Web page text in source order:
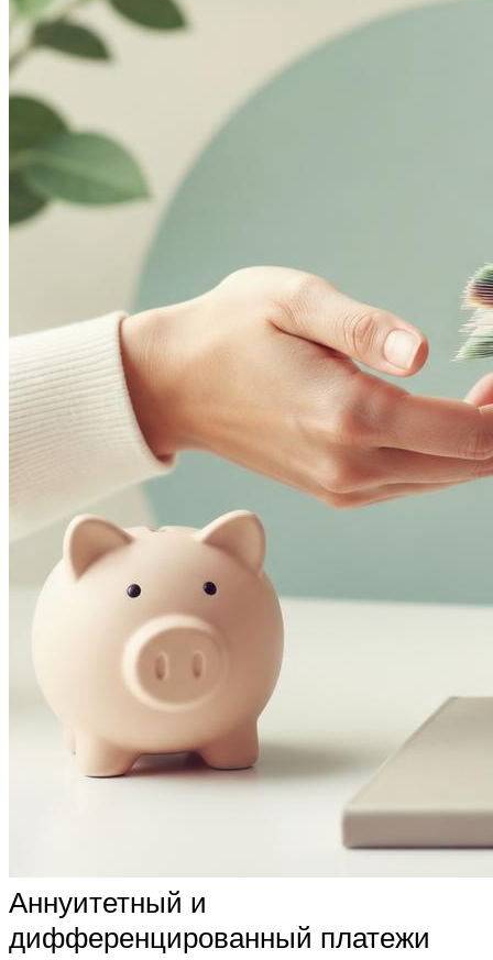
Аннуитетный и
дифференцированный платежи